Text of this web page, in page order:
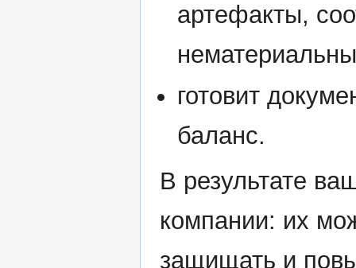
артефакты,
готовит
баланс.
В результате
компании: их
защищать и